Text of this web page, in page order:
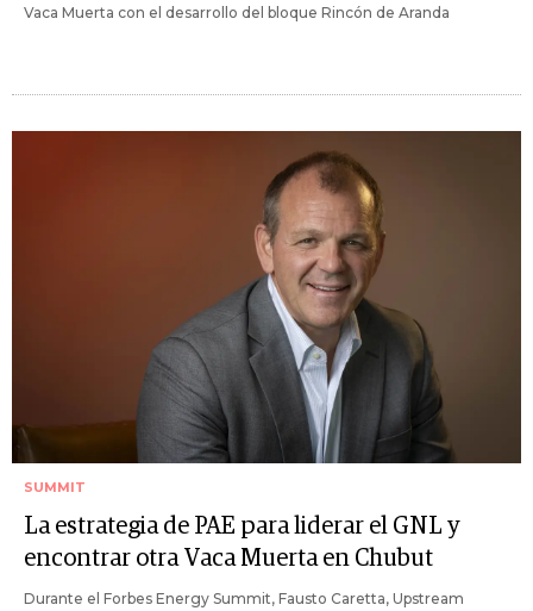
Vaca Muerta con el desarrollo del bloque Rincón de Aranda
SUMMIT
La estrategia de PAE para liderar el GNL y
encontrar otra Vaca Muerta en Chubut
Durante el Forbes Energy Summit, Fausto Caretta, Upstream